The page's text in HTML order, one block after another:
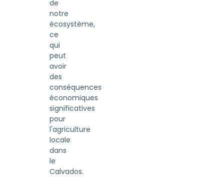
de
notre
écosystème,
ce
qui
peut
avoir
des
conséquences
économiques
significatives
pour
l'agriculture
locale
dans
le
Calvados.